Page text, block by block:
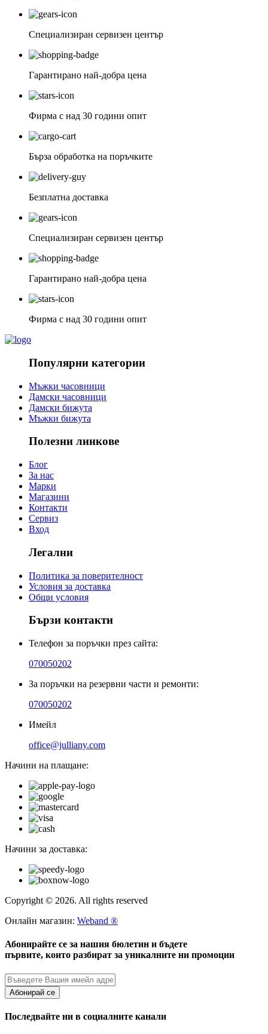
Специализиран сервизен център
Гарантирано най-добра цена
Фирма с над 30 години опит
Бърза обработка на поръчките
Безплатна доставка
Специализиран сервизен център
Гарантирано най-добра цена
Фирма с над 30 години опит
Популярни категории
Мъжки часовници
Дамски часовници
Дамски бижута
Мъжки бижута
Полезни линкове
Блог
За нас
Марки
Магазини
Контакти
Сервиз
Вход
Легални
Политика за поверителност
Условия за доставка
Общи условия
Бързи контакти
Телефон за поръчки през сайта:
070050202
За поръчки на резервни части и ремонти:
070050202
Имейл
office@julliany.com
Начини на плащане:
Начини за доставка:
Copyright © 2026. All rights reserved
Онлайн магазин: Weband ®
Абонирайте се за нашия бюлетин и бъдете
първите, които разбират за уникалните ни промоции
Абонирай се
Последвайте ни в социалните канали